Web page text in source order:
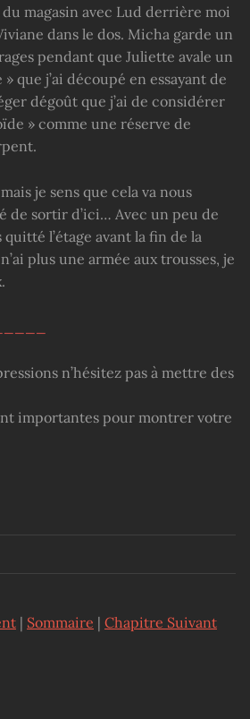
magasin avec Lud derrière moi
dans le dos. Micha garde un
pendant que Juliette avale un
que j’ai découpé en essayant de
dégoût que j’ai de considérer
» comme une réserve de
je sens que cela va nous
de sortir d’ici… Avec un peu de
l’étage avant la fin de la
plus une armée aux trousses, je
n’hésitez pas à mettre des
importantes pour montrer votre
| Sommaire | Chapitre Suivant